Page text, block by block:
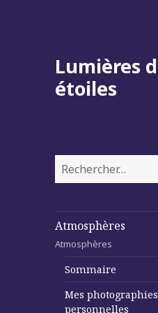
Lumières
étoiles
Rechercher :
Atmosphères
Atmosphères
Sommaire
Mes photographies
personnelles